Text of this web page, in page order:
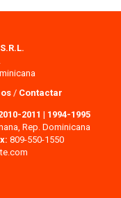
/ Contactar
2011 | 1994-1995
Rep. Dominicana
809-550-1550